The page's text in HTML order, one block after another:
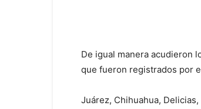
De igual manera acudieron
que fueron registrados por
Juárez, Chihuahua,